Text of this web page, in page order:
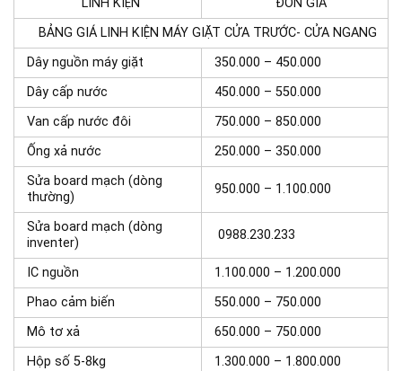
LINH KIỆN
ĐƠN GIÁ
BẢNG GIÁ LINH KIỆN MÁY GIẶT CỬA TRƯỚC- CỬA NGANG
Dây nguồn máy giặt
350.000 – 450.000
Dây cấp nước
450.000 – 550.000
Van cấp nước đôi
750.000 – 850.000
Ống xả nước
250.000 – 350.000
Sửa board mạch (dòng
thường)
950.000 – 1.100.000
Sửa board mạch (dòng
inventer)
0988.230.233
IC nguồn
1.100.000 – 1.200.000
Phao cảm biến
550.000 – 750.000
Mô tơ xả
650.000 – 750.000
Hộp số 5-8kg
1.300.000 – 1.800.000